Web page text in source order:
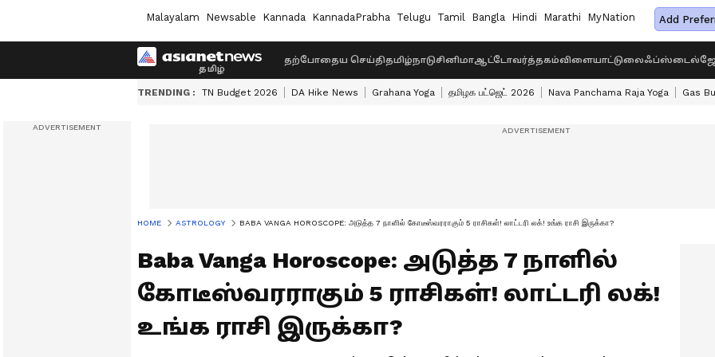
Malayalam Newsable Kannada KannadaPrabha Telugu Tamil Bangla Hindi Marathi MyNation Add
தற்போதைய செய்திதமிழ்நாடுசினிமாஆட்டோவர்த்தகம்விளையாட்டுலைஃப்ஸ்டைல்
TRENDING : TN Budget 2026 DA Hike News Grahana Yoga தமிழக பட்ஜெட் 2026 Nava Panchama Raja Yoga Gas
HOME ASTROLOGY BABA VANGA HOROSCOPE: அடுத்த 7 நாளில் கோடீஸ்வரராகும் 5 ராசிகள்! லாட்டரி லக்! உங்க ராசி இருக்கா?
Baba Vanga Horoscope: அடுத்த 7 நாளில்
கோடீஸ்வரராகும் 5 ராசிகள்! லாட்டரி லக்!
உங்க ராசி இருக்கா?